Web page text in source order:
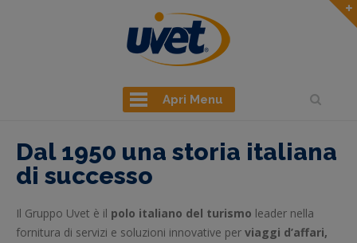
Apri Menu
Dal 1950 una storia italiana
di successo
Il Gruppo Uvet è il polo italiano del turismo leader nella
fornitura di servizi e soluzioni innovative per viaggi d’affari,